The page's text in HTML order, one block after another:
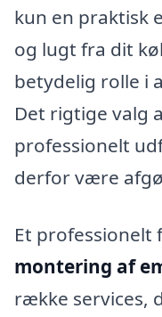
kun en praktisk
og lugt fra dit
betydelig rolle i
Det rigtige valg
professionelt
derfor være
Et professionelt
montering af
række services,